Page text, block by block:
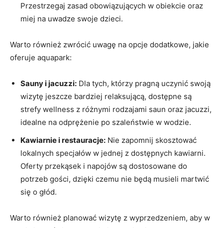
Przestrzegaj zasad obowiązujących w obiekcie oraz
miej na uwadze swoje dzieci.
Warto również zwrócić uwagę na opcje dodatkowe, jakie
oferuje aquapark:
Sauny i jacuzzi: Dla tych, którzy pragną uczynić swoją
wizytę jeszcze bardziej relaksującą, dostępne są
strefy wellness z różnymi rodzajami saun oraz jacuzzi,
idealne na odprężenie po szaleństwie w wodzie.
Kawiarnie i restauracje: Nie zapomnij skosztować
lokalnych specjałów w jednej z dostępnych kawiarni.
Oferty przekąsek i napojów są dostosowane do
potrzeb gości, dzięki czemu nie będą musieli martwić
się o głód.
Warto również planować wizytę z wyprzedzeniem, aby w